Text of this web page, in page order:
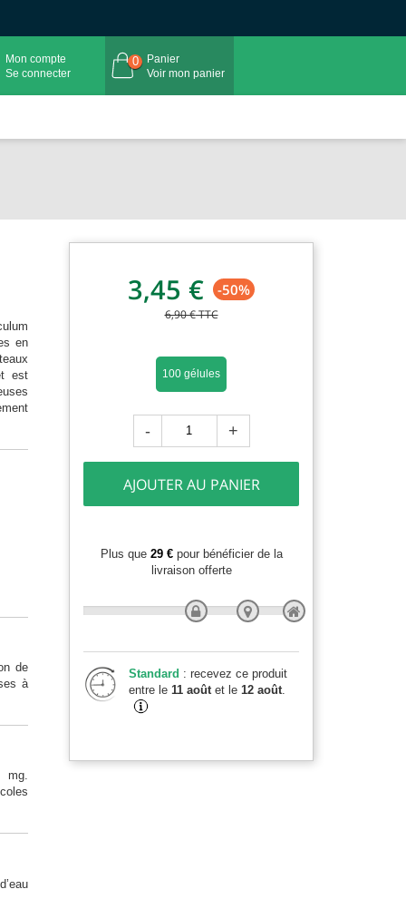
Mon compte
Se connecter
0
Panier
Voir mon panier
en
est
de
à
mg.
3,45 € -50%
6,90 €TTC
100 gélules
- +
AJOUTER AU PANIER
Plus que 29 €pour bénéficier de la
livraison offerte
Standard : recevez ce produit
entre le 11 aoûtet le 12 août.